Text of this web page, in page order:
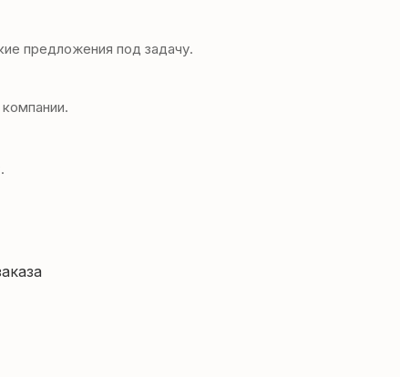
предложения под задачу.